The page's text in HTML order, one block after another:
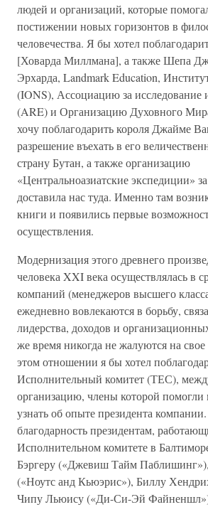
людей и организаций, которые
постижении новых горизонтов в
человечества. Я бы хотел
[Ховарда Миллмана], а также Шепа
Эрхарда, Landmark Education,
(IONS), Ассоциацию за исследование
(ARE) и Организацию Духовного
хочу поблагодарить короля Джайме
разрешение въехать в его
страну Бутан, а также организацию
«Центральноазиатские экспедиции»
доставила нас туда. Именно там
книги и появились первые
осуществления.
Модернизация этого древнего
человека XXI века осуществлялась в
компаний (менеджеров высшего
ежедневно вовлекаются в борьбу,
лидерства, доходов и
же время никогда не жалуются на
этом отношении я бы хотел
Исполнительный комитет (ТЕС),
организацию, члены которой помогли
узнать об опыте президента
благодарность президентам,
Исполнительном комитете в
Бэргеру («Джевиш Тайм
(«Ноутс анд Кьюэрис»), Биллу
Чипу Льюису («Ди-Си-Эй